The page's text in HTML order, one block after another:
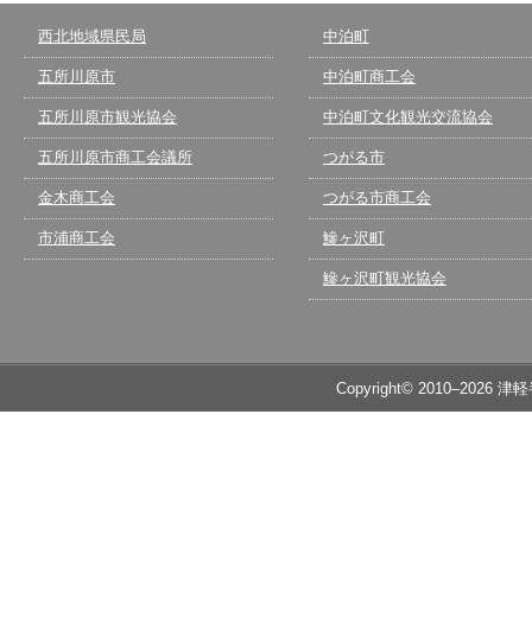
西北地域県民局
五所川原市
五所川原市観光協会
五所川原市商工会議所
金木商工会
市浦商工会
中泊町
中泊町商工会
中泊町文化観光交流協会
つがる市
つがる市商工会
鰺ヶ沢町
鰺ヶ沢町観光協会
Copyright© 2010–2026 津